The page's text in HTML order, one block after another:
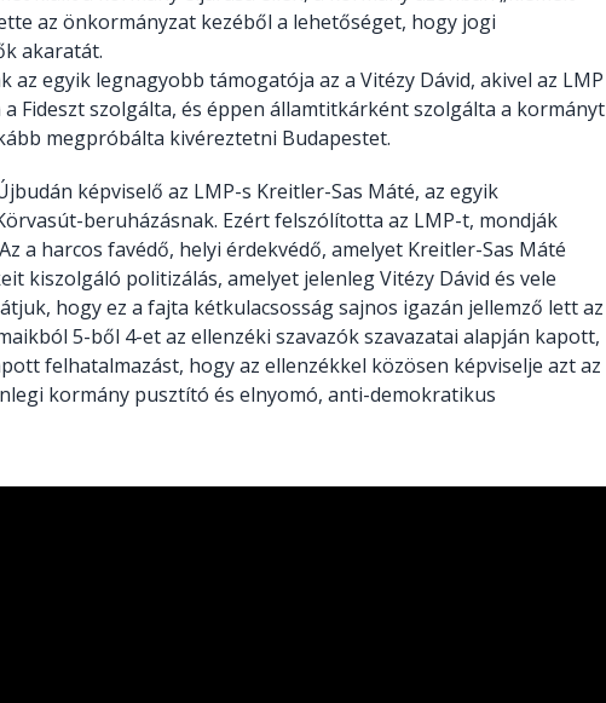
az önkormányzat kezéből a lehetőséget, hogy jogi
akaratát.
az egyik legnagyobb támogatója az a Vitézy Dávid, akivel az LMP
Fideszt szolgálta, és éppen államtitkárként szolgálta a kormányt
megpróbálta kivéreztetni Budapestet.
képviselő az LMP-s Kreitler-Sas Máté, az egyik
beruházásnak. Ezért felszólította az LMP-t, mondják
a harcos favédő, helyi érdekvédő, amelyet Kreitler-Sas Máté
kiszolgáló politizálás, amelyet jelenleg Vitézy Dávid és vele
hogy ez a fajta kétkulacsosság sajnos igazán jellemző lett az
5-ből 4-et az ellenzéki szavazók szavazatai alapján kapott,
felhatalmazást, hogy az ellenzékkel közösen képviselje azt az
kormány pusztító és elnyomó, anti-demokratikus